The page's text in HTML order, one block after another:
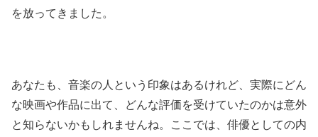
を放ってきました。
あなたも、音楽の人という印象はあるけれど、実際にどん
な映画や作品に出て、どんな評価を受けていたのかは意外
と知らないかもしれませんね。ここでは、俳優としての内